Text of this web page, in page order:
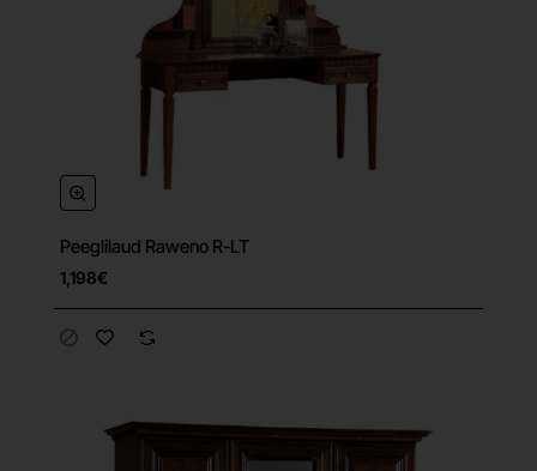
Peeglilaud Raweno R-LT
1,198€